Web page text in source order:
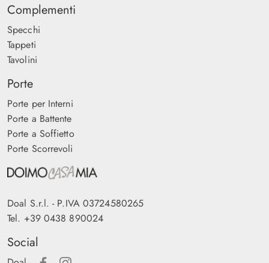
Complementi
Specchi
Tappeti
Tavolini
Porte
Porte per Interni
Porte a Battente
Porte a Soffietto
Porte Scorrevoli
Doal S.r.l. - P.IVA 03724580265
Tel. +39 0438 890024
Social